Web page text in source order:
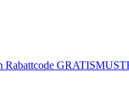
Rabattcode